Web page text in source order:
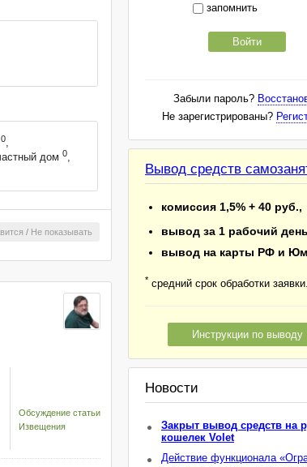
запомнить
Войти
Забыли пароль?
Не зарегистрированы?
Вывод средств
комиссия 1,5% + 40 руб.,
вывод за 1 рабочий день
вывод на карты РФ и
* средний срок обработки заявки.
Инструкции по выводу
Новости
Закрыт вывод средств на
кошелек Volet
Действие функционала
0,
дом 0,
/ Не показывать
Обсуждение статьи
Извещения